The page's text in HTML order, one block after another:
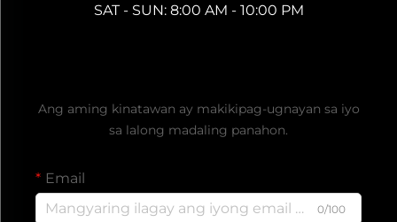
SAT - SUN: 8:00 AM - 10:00 PM
Ang aming kinatawan ay makikipag-ugnayan sa iyo
sa lalong madaling panahon.
Email
0/100